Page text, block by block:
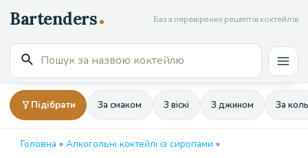
до
вмісту
База перевірених рецептів коктейлів
Пошук
для:
Підібрати За смаком З віскі З джином За
Головна » Алкогольні коктейлі із сиропами »